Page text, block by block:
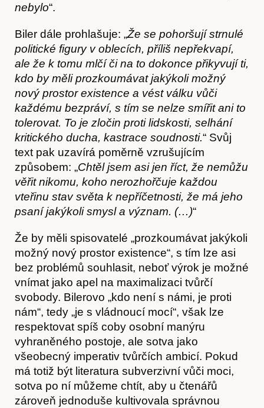
Kontakt
nebylo“.
Biler dále prohlašuje: „Že se pohoršují strnulé
politické figury v oblecích, příliš nepřekvapí,
ale že k tomu mlčí či na to dokonce přikyvují ti,
kdo by měli prozkoumávat jakýkoli možný
nový prostor existence a vést válku vůči
každému bezpráví, s tím se nelze smířit ani to
tolerovat. To je zločin proti lidskosti, selhání
kritického ducha, kastrace soudnosti.“ Svůj
text pak uzavírá poměrně vzrušujícím
způsobem: „Chtěl jsem asi jen říct, že nemůžu
věřit nikomu, koho nerozhořčuje každou
vteřinu stav světa k nepříčetnosti, že má jeho
psaní jakýkoli smysl a význam. (…)“
Že by měli spisovatelé „prozkoumávat jakýkoli
možný nový prostor existence“, s tím lze asi
bez problémů souhlasit, neboť výrok je možné
vnímat jako apel na maximalizaci tvůrčí
svobody. Bilerovo „kdo není s námi, je proti
nám“, tedy „je s vládnoucí mocí“, však lze
respektovat spíš coby osobní manýru
vyhraněného postoje, ale sotva jako
všeobecný imperativ tvůrčích ambicí. Pokud
má totiž být literatura subverzivní vůči moci,
sotva po ní můžeme chtít, aby u čtenářů
zároveň jednoduše kultivovala správnou